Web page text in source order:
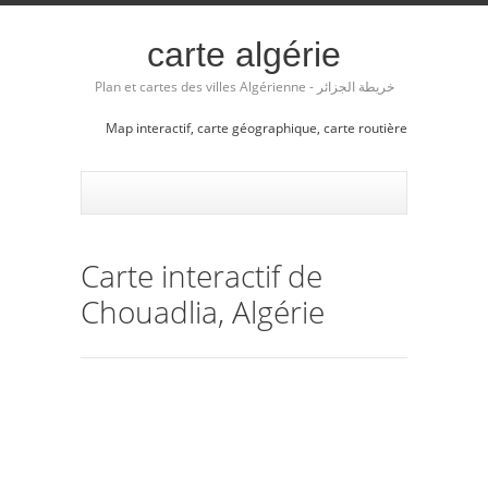
carte algérie
Plan et cartes des villes Algérienne - خريطة الجزائر
Map interactif, carte géographique, carte routière
Carte interactif de
Chouadlia, Algérie